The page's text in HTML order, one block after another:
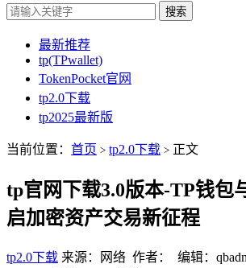
搜索
最新推荐
tp(TPwallet)
TokenPocket官网
tp2.0下载
tp2025最新版
当前位置： 首页 > tp2.0下载 > 正文
tp官网下载3.0版本-TP钱包
启加密资产交易新征程
tp2.0下载 来源：网络 作者： 编辑：